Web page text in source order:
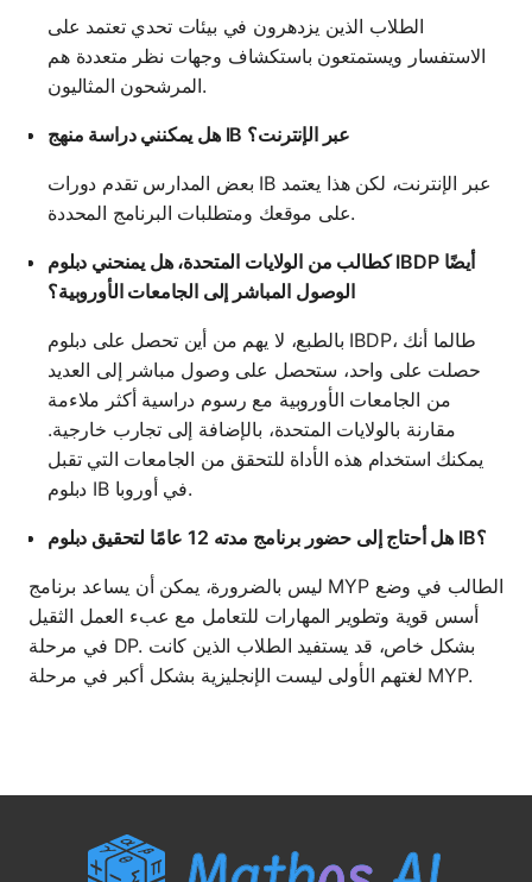
الطلاب الذين يزدهرون في بيئات تحدي تعتمد على
الاستفسار ويستمتعون باستكشاف وجهات نظر متعددة هم
المرشحون المثاليون.
هل يمكنني دراسة منهج IB عبر الإنترنت؟
بعض المدارس تقدم دورات IB عبر الإنترنت، لكن هذا يعتمد
على موقعك ومتطلبات البرنامج المحددة.
كطالب من الولايات المتحدة، هل يمنحني دبلوم IBDP أيضًا
الوصول المباشر إلى الجامعات الأوروبية؟
بالطبع، لا يهم من أين تحصل على دبلوم IBDP، طالما أنك
حصلت على واحد، ستحصل على وصول مباشر إلى العديد
من الجامعات الأوروبية مع رسوم دراسية أكثر ملاءمة
مقارنة بالولايات المتحدة، بالإضافة إلى تجارب خارجية.
يمكنك استخدام هذه الأداة للتحقق من الجامعات التي تقبل
دبلوم IB في أوروبا.
هل أحتاج إلى حضور برنامج مدته 12 عامًا لتحقيق دبلوم IB؟
ليس بالضرورة، يمكن أن يساعد برنامج MYP الطالب في وضع
أسس قوية وتطوير المهارات للتعامل مع عبء العمل الثقيل
في مرحلة DP. بشكل خاص، قد يستفيد الطلاب الذين كانت
لغتهم الأولى ليست الإنجليزية بشكل أكبر في مرحلة MYP.